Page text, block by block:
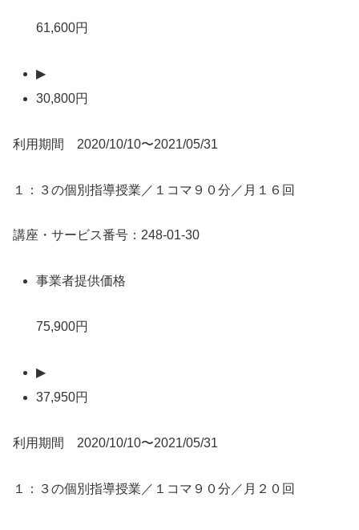
61,600円
▶
30,800円
利用期間 2020/10/10〜2021/05/31
１：３の個別指導授業／１コマ９０分／月１６回
講座・サービス番号：248-01-30
事業者提供価格
75,900円
▶
37,950円
利用期間 2020/10/10〜2021/05/31
１：３の個別指導授業／１コマ９０分／月２０回